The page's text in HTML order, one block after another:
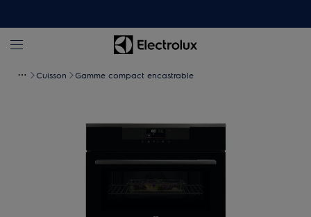
Cuisson Gamme compact encastrable